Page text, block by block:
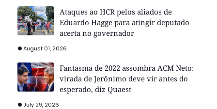
Ataques ao HCR pelos aliados de
Eduardo Hagge para atingir deputado
acerta no governador
August 01, 2026
Fantasma de 2022 assombra ACM Neto:
virada de Jerônimo deve vir antes do
esperado, diz Quaest
July 29, 2026